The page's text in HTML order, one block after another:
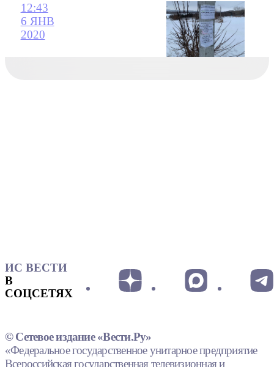
12:43
6 ЯНВ
2020
ИС ВЕСТИ
В
СОЦСЕТЯХ
© Сетевое издание «Вести.Ру»
«Федеральное государственное унитарное предприятие
Всероссийская государственная телевизионная и